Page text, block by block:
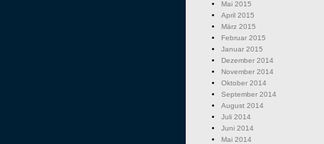
Mai 2015
April 2015
März 2015
Februar 2015
Januar 2015
Dezember 2014
November 2014
Oktober 2014
September 2014
August 2014
Juli 2014
Juni 2014
Mai 2014